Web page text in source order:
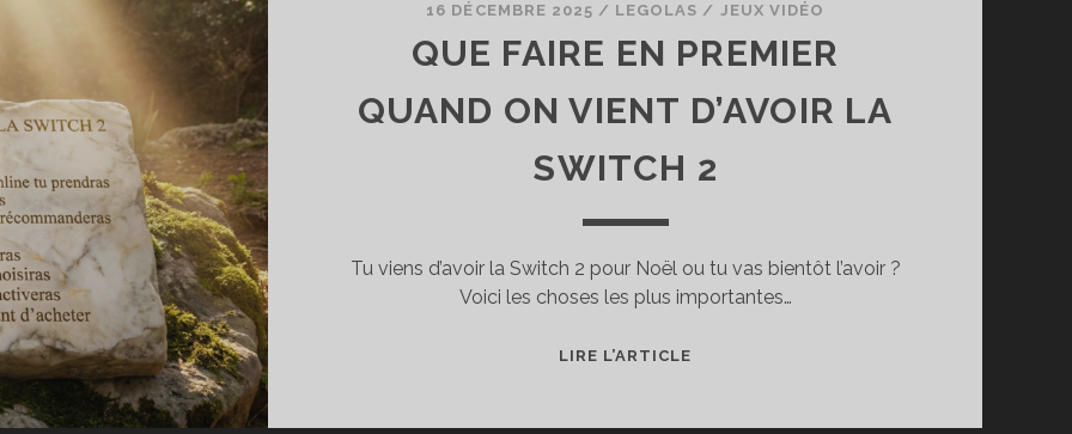
16 DÉCEMBRE 2025 / LEGOLAS / JEUX VIDÉO
QUE FAIRE EN PREMIER
QUAND ON VIENT D’AVOIR LA
SWITCH 2
Tu viens d’avoir la Switch 2 pour Noël ou tu vas bientôt l’avoir ?
Voici les choses les plus importantes…
LIRE L’ARTICLE